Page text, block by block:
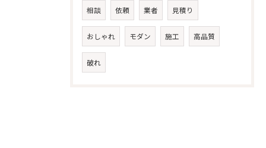
相談 依頼 業者 見積り
おしゃれ モダン 施工 高品質
破れ